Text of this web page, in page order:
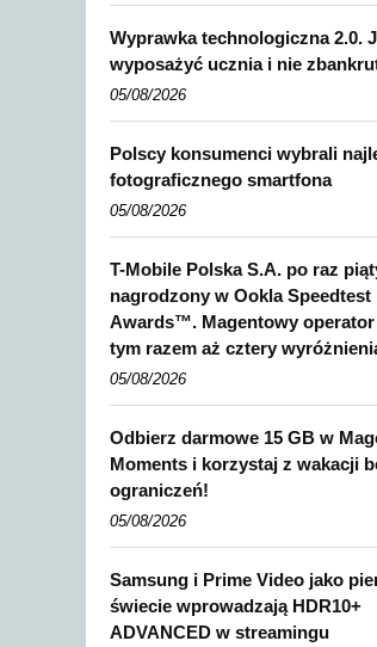
Wyprawka technologiczna 2.0.
wyposażyć ucznia i nie
05/08/2026
Polscy konsumenci wybrali
fotograficznego smartfona
05/08/2026
T-Mobile Polska S.A. po raz
nagrodzony w Ookla Speedtest
Awards™. Magentowy operator
tym razem aż cztery
05/08/2026
Odbierz darmowe 15 GB w
Moments i korzystaj z wakacji
ograniczeń!
05/08/2026
Samsung i Prime Video jako
świecie wprowadzają HDR10+
ADVANCED w streamingu